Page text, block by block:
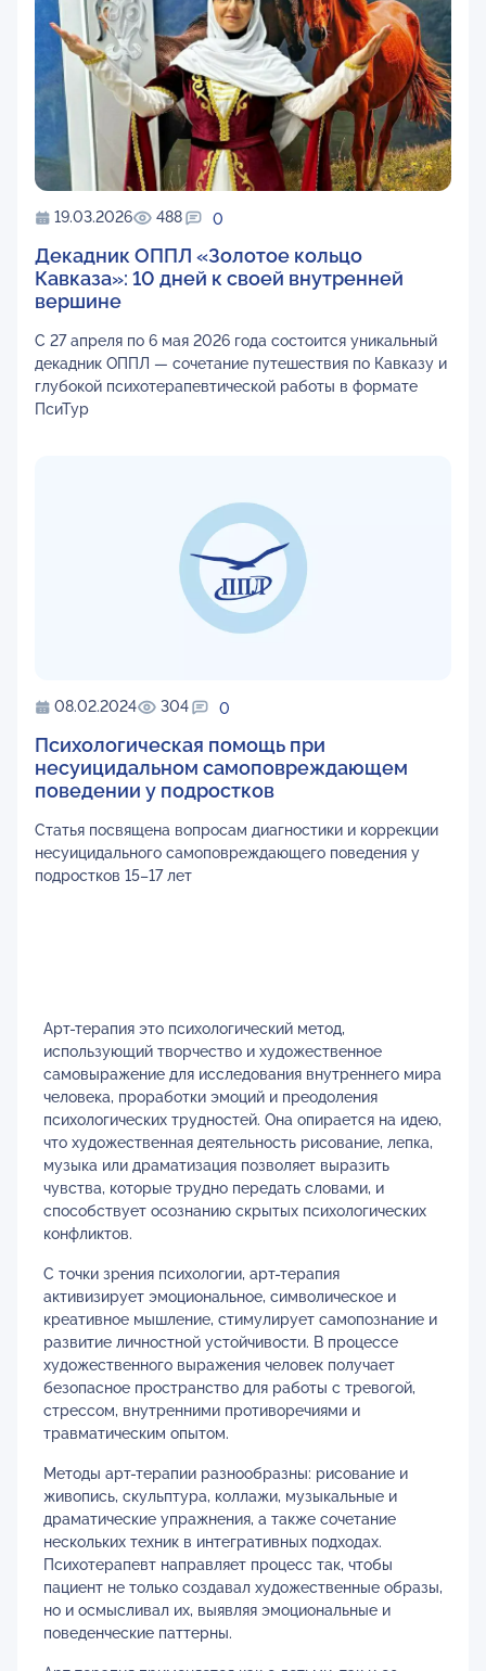
19.03.2026 488 0
Декадник ОППЛ «Золотое кольцо
Кавказа»: 10 дней к своей внутренней
вершине
С 27 апреля по 6 мая 2026 года состоится уникальный
декадник ОППЛ — сочетание путешествия по Кавказу и
глубокой психотерапевтической работы в формате
ПсиТур
08.02.2024 304 0
Психологическая помощь при
несуицидальном самоповреждающем
поведении у подростков
Статья посвящена вопросам диагностики и коррекции
несуицидального самоповреждающего поведения у
подростков 15–17 лет
Арт-терапия это психологический метод,
использующий творчество и художественное
самовыражение для исследования внутреннего мира
человека, проработки эмоций и преодоления
психологических трудностей. Она опирается на идею,
что художественная деятельность рисование, лепка,
музыка или драматизация позволяет выразить
чувства, которые трудно передать словами, и
способствует осознанию скрытых психологических
конфликтов.
С точки зрения психологии, арт-терапия
активизирует эмоциональное, символическое и
креативное мышление, стимулирует самопознание и
развитие личностной устойчивости. В процессе
художественного выражения человек получает
безопасное пространство для работы с тревогой,
стрессом, внутренними противоречиями и
травматическим опытом.
Методы арт-терапии разнообразны: рисование и
живопись, скульптура, коллажи, музыкальные и
драматические упражнения, а также сочетание
нескольких техник в интегративных подходах.
Психотерапевт направляет процесс так, чтобы
пациент не только создавал художественные образы,
но и осмысливал их, выявляя эмоциональные и
поведенческие паттерны.